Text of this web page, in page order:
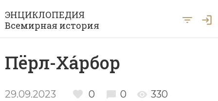
ЭНЦИКЛОПЕДИЯ
Всемирная история
Рубрики
Азия
Пёрл-Хáрбор
29.09.2023 0 0
330